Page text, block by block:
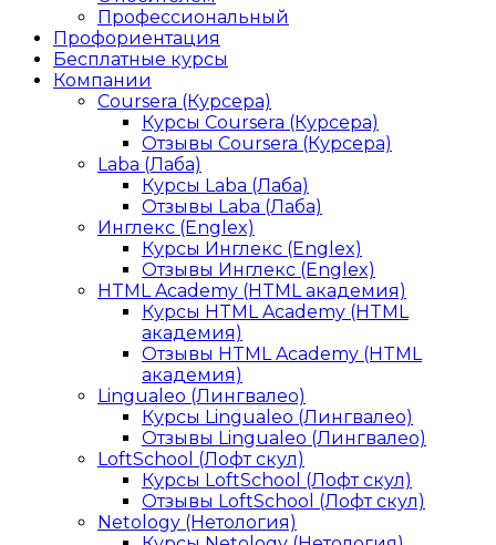
Профессиональный
Профориентация
Бесплатные курсы
Компании
Coursera (Курсера)
Курсы Coursera (Курсера)
Отзывы Coursera (Курсера)
Laba (Лаба)
Курсы Laba (Лаба)
Отзывы Laba (Лаба)
Инглекс (Englex)
Курсы Инглекс (Englex)
Отзывы Инглекс (Englex)
HTML Academy (HTML академия)
Курсы HTML Academy (HTML
академия)
Отзывы HTML Academy (HTML
академия)
Lingualeo (Лингвалео)
Курсы Lingualeo (Лингвалео)
Отзывы Lingualeo (Лингвалео)
LoftSchool (Лофт скул)
Курсы LoftSchool (Лофт скул)
Отзывы LoftSchool (Лофт скул)
Netology (Нетология)